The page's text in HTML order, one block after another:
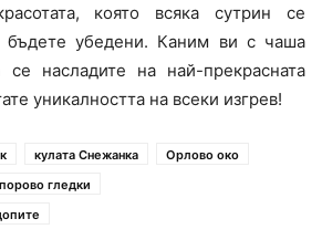
която всяка сутрин се
бъдете убедени. Каним ви с чаша
насладите на най-прекрасната
уникалността на всеки изгрев!
кулата Снежанка
Орлово око
гледки